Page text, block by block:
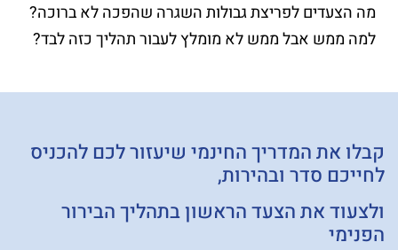
מה הצעדים לפריצת גבולות השגרה שהפכה לא ברוכה?
למה ממש אבל ממש לא מומלץ לעבור תהליך כזה לבד?
קבלו את המדריך החינמי שיעזור לכם להכניס
לחייכם סדר ובהירות,
ולצעוד את הצעד הראשון בתהליך הבירור
הפנימי